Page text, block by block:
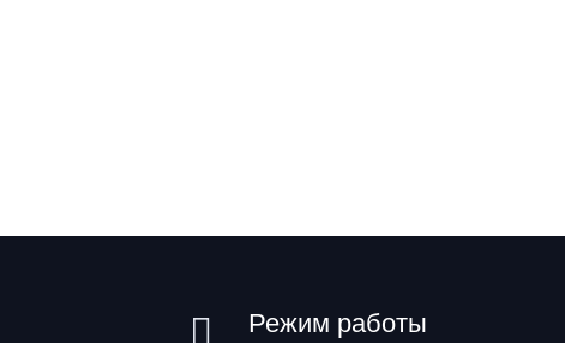
Режим работы